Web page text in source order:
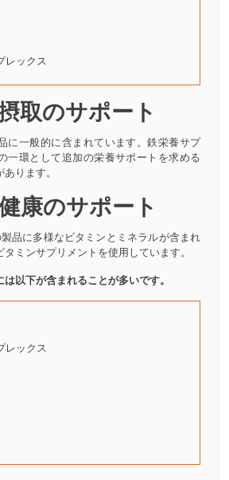
レックス
取のサポート
に一般的に含まれています。鉄栄養サプ
一環として追加の栄養サポートを求める
ります。
康のサポート
品に多様なビタミンとミネラルが含まれ
ミンサプリメントを使用しています。
以下が含まれることが多いです。
レックス